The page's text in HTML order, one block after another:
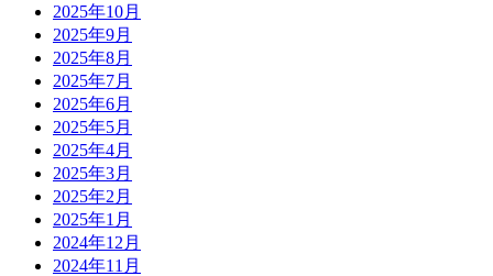
2025年10月
2025年9月
2025年8月
2025年7月
2025年6月
2025年5月
2025年4月
2025年3月
2025年2月
2025年1月
2024年12月
2024年11月